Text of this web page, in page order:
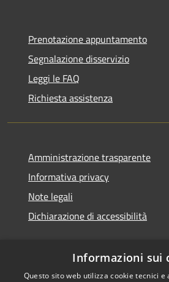
Prenotazione appuntamento
Segnalazione disservizio
Leggi le FAQ
Richiesta assistenza
Amministrazione trasparente
Informativa privacy
Note legali
Dichiarazione di accessibilità
Informazioni sui
Questo sito web utilizza cookie tecnici